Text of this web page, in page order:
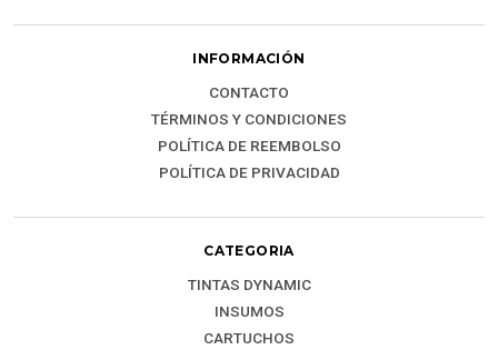
INFORMACIÓN
CONTACTO
TÉRMINOS Y CONDICIONES
POLÍTICA DE REEMBOLSO
POLÍTICA DE PRIVACIDAD
CATEGORIA
TINTAS DYNAMIC
INSUMOS
CARTUCHOS